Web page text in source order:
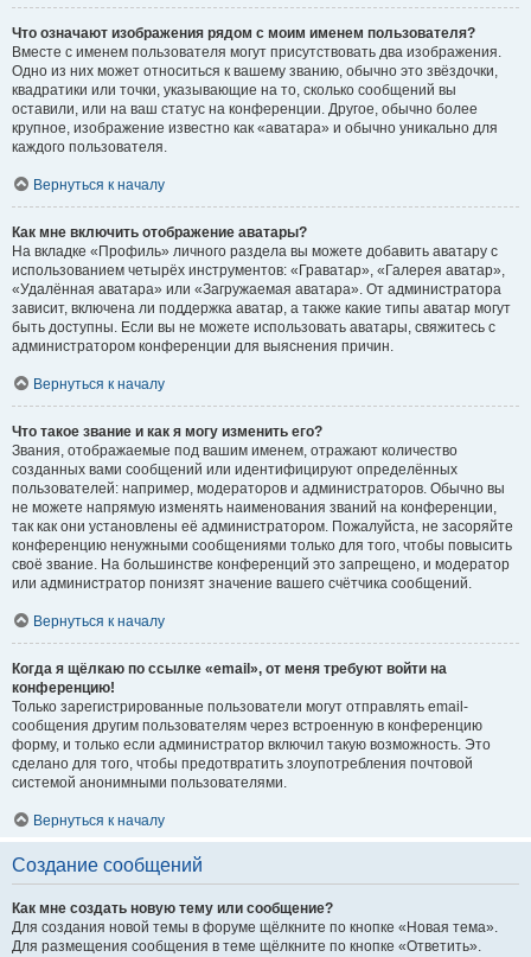
Что означают изображения рядом с моим именем пользователя?
Вместе с именем пользователя могут присутствовать два изображения.
Одно из них может относиться к вашему званию, обычно это звёздочки,
квадратики или точки, указывающие на то, сколько сообщений вы
оставили, или на ваш статус на конференции. Другое, обычно более
крупное, изображение известно как «аватара» и обычно уникально для
каждого пользователя.
Вернуться к началу
Как мне включить отображение аватары?
На вкладке «Профиль» личного раздела вы можете добавить аватару с
использованием четырёх инструментов: «Граватар», «Галерея аватар»,
«Удалённая аватара» или «Загружаемая аватара». От администратора
зависит, включена ли поддержка аватар, а также какие типы аватар могут
быть доступны. Если вы не можете использовать аватары, свяжитесь с
администратором конференции для выяснения причин.
Вернуться к началу
Что такое звание и как я могу изменить его?
Звания, отображаемые под вашим именем, отражают количество
созданных вами сообщений или идентифицируют определённых
пользователей: например, модераторов и администраторов. Обычно вы
не можете напрямую изменять наименования званий на конференции,
так как они установлены её администратором. Пожалуйста, не засоряйте
конференцию ненужными сообщениями только для того, чтобы повысить
своё звание. На большинстве конференций это запрещено, и модератор
или администратор понизят значение вашего счётчика сообщений.
Вернуться к началу
Когда я щёлкаю по ссылке «email», от меня требуют войти на
конференцию!
Только зарегистрированные пользователи могут отправлять email-
сообщения другим пользователям через встроенную в конференцию
форму, и только если администратор включил такую возможность. Это
сделано для того, чтобы предотвратить злоупотребления почтовой
системой анонимными пользователями.
Вернуться к началу
Создание сообщений
Как мне создать новую тему или сообщение?
Для создания новой темы в форуме щёлкните по кнопке «Новая тема».
Для размещения сообщения в теме щёлкните по кнопке «Ответить».